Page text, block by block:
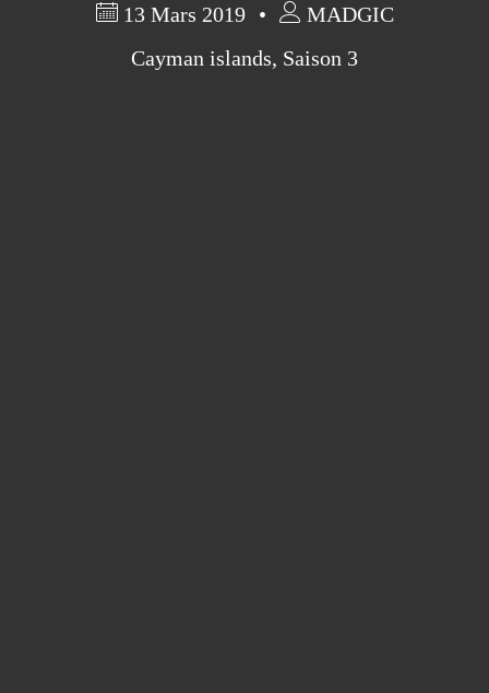
13 Mars 2019
MADGIC
Cayman islands, Saison 3